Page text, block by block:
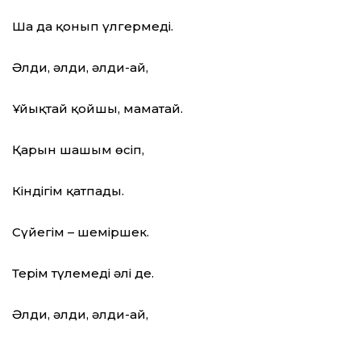
Шаң да қонып үлгермеді.
Әлди, әлди, әлди-ай,
Ұйықтай қойшы, маматай.
Қарын шашым өсіп,
Кіндігім қатпады.
Сүйегім – шеміршек.
Терім түлемеді әлі де.
Әлди, әлди, әлди-ай,